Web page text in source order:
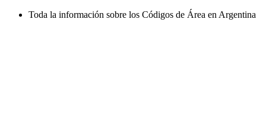
Toda la información sobre los Códigos de Área en Argentina